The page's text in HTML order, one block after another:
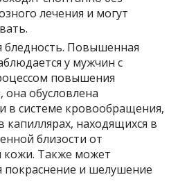
лечения и могут
Повышенная
у мужчин с
повышения
она обусловлена
в системе кровообращения,
капиллярах, находящихся в
близости от
кожи. Также может
покраснение и шелушение